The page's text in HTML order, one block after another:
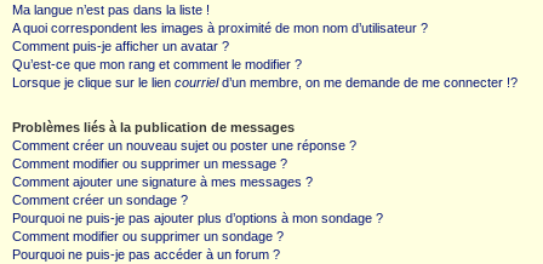
Ma langue n’est pas dans la liste !
A quoi correspondent les images à proximité de mon nom d’utilisateur ?
Comment puis-je afficher un avatar ?
Qu’est-ce que mon rang et comment le modifier ?
Lorsque je clique sur le lien courrield’un membre, on me demande de me connecter !?
Problèmes liés à la publication de messages
Comment créer un nouveau sujet ou poster une réponse ?
Comment modifier ou supprimer un message ?
Comment ajouter une signature à mes messages ?
Comment créer un sondage ?
Pourquoi ne puis-je pas ajouter plus d’options à mon sondage ?
Comment modifier ou supprimer un sondage ?
Pourquoi ne puis-je pas accéder à un forum ?